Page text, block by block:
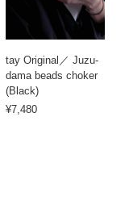
tay Original／ Juzu-
dama beads choker
(Black)
¥7,480